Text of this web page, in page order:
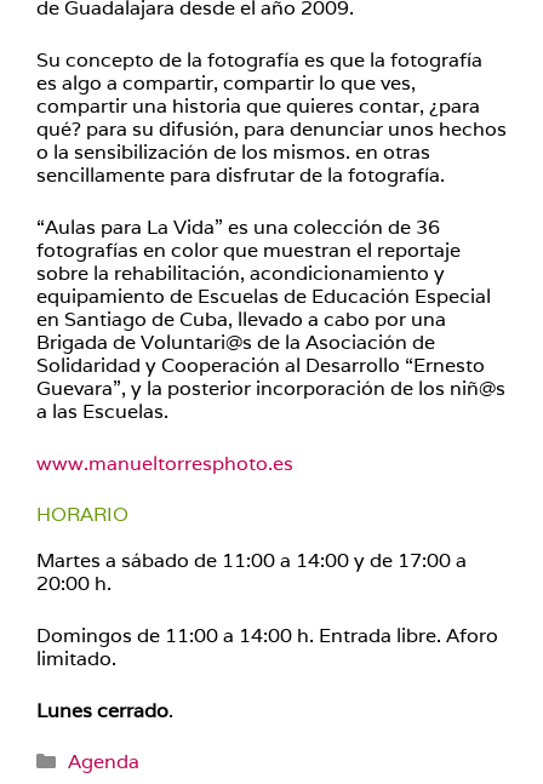
de Guadalajara desde el año 2009.
Su concepto de la fotografía es que la fotografía
es algo a compartir, compartir lo que ves,
compartir una historia que quieres contar, ¿para
qué? para su difusión, para denunciar unos hechos
o la sensibilización de los mismos. en otras
sencillamente para disfrutar de la fotografía.
“Aulas para La Vida” es una colección de 36
fotografías en color que muestran el reportaje
sobre la rehabilitación, acondicionamiento y
equipamiento de Escuelas de Educación Especial
en Santiago de Cuba, llevado a cabo por una
Brigada de Voluntari@s de la Asociación de
Solidaridad y Cooperación al Desarrollo “Ernesto
Guevara”, y la posterior incorporación de los niñ@s
a las Escuelas.
www.manueltorresphoto.es
HORARIO
Martes a sábado de 11:00 a 14:00 y de 17:00 a
20:00 h.
Domingos de 11:00 a 14:00 h. Entrada libre. Aforo
limitado.
Lunes cerrado.
Categorías
Agenda